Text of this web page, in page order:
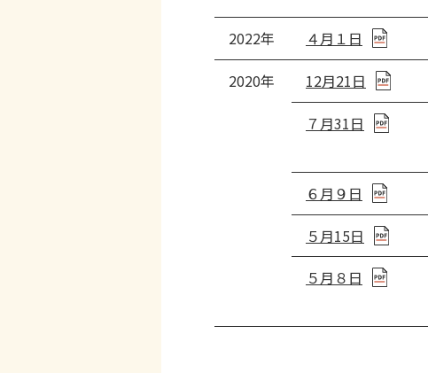
2022年 ４月１日
2020年
12月21日
７月31日
６月９日
５月15日
５月８日